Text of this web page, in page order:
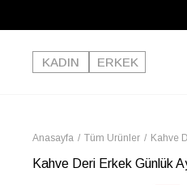
KADIN
ERKEK
Anasayfa Tüm Ürünler Kahve
Kahve Deri Erkek Günlük